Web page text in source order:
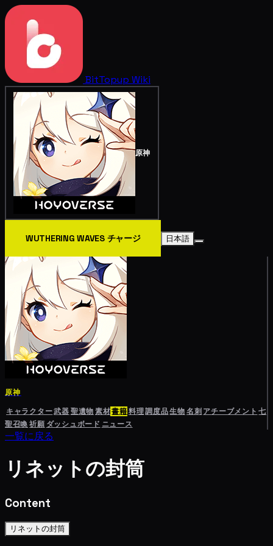
BitTopup Wiki
原神
WUTHERING WAVES チャージ 日本語
原神
キャラクター武器聖遺物素材書籍料理調度品生物名刺 アチーブメント 七
聖召喚祈願 ダッシュボード ニュース
一覧に戻る
リネットの封筒
Content
リネットの封筒